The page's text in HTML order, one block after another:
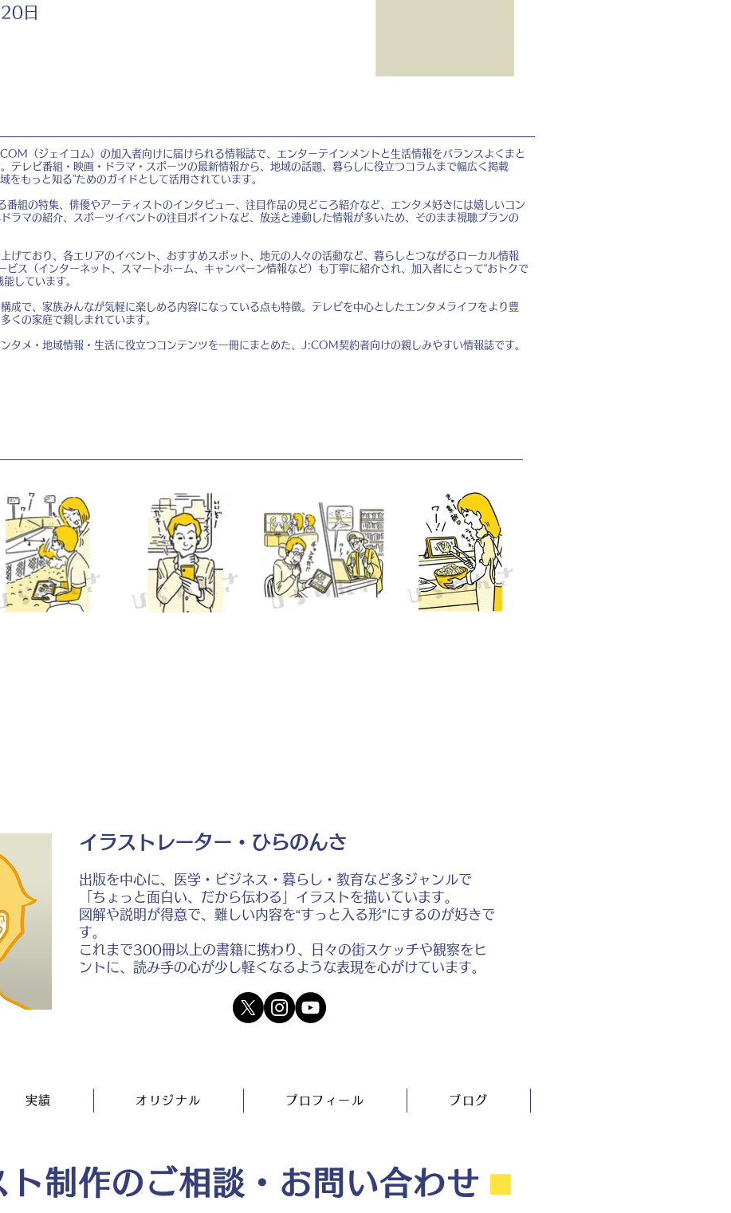
日
（ジェイコム）の加入者向けに届けられる情報誌で、エンターテインメントと生活情報をバランスよくまと
テレビ番組・映画・ドラマ・スポーツの最新情報から、地域の話題、暮らしに役立つコラムまで幅広く掲載
をもっと知る”ためのガイドとして活用されています。
組の特集、俳優やアーティストのインタビュー、注目作品の見どころ紹介など、エンタメ好きには嬉しいコン
ラマの紹介、スポーツイベントの注目ポイントなど、放送と連動した情報が多いため、そのまま視聴プランの
げており、各エリアのイベント、おすすめスポット、地元の人々の活動など、暮らしとつながるローカル情報
ス（インターネット、スマートホーム、キャンペーン情報など）も丁寧に紹介され、加入者にとって“おトクで
しています。
成で、家族みんなが気軽に楽しめる内容になっている点も特徴。テレビを中心としたエンタメライフをより豊
くの家庭で親しまれています。
タメ・地域情報・生活に役立つコンテンツを一冊にまとめた、J:COM契約者向けの親しみやすい情報誌です。
イラストレーター・ひらのんさ
出版を中心に、医学・ビジネス・暮らし・教育など多ジャンルで
「ちょっと面白い、だから伝わる」イラストを描いています。
図解や説明が得意で、難しい内容を“すっと入る形”にするのが好きで
す。
これまで300冊以上の書籍に携わり、日々の街スケッチや観察をヒ
ントに、読み手の心が少し軽くなるような表現を心がけています。
実績 オリジナル プロフィール ブログ
ト制作のご相談・お問い合わせ ⬛︎